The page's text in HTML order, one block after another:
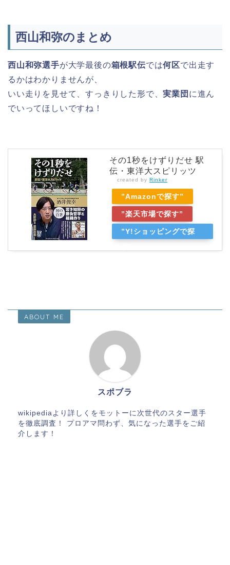
西山和弥のまとめ
西山和弥選手が大学最後の箱根駅伝では何区で出走す
るかはわかりませんが、
いい走りを見せて、すっきりした形で、実業団 に進ん
でいってほしいですね！
その1秒をけずりだせ 駅
伝・東洋大スピリッツ
created by Rinker
”Amazonで探す”
”楽天市場で探す”
”Y!ショッピングで探
ABOUT ME
スポブラ
wikipediaより詳しくをモットーに次世代のスター選手
を徹底調査！ プロアマ問わず、気になった選手をご紹
介します！